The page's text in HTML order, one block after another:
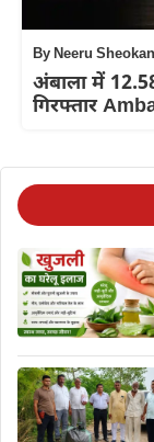
ByNeeru
अंबाला में
गिरफ्तार